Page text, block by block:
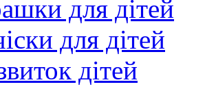
для дітей
для дітей
дітей